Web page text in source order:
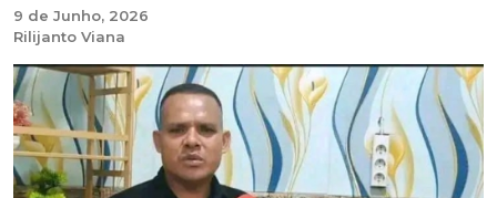
9 de Junho, 2026
Rilijanto Viana